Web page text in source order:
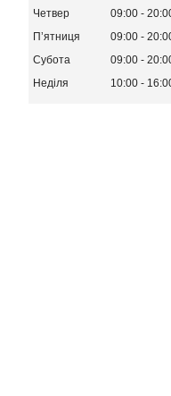
Четвер
09:00
Пʼятниця
09:00
Субота
09:00
Неділя
10:00